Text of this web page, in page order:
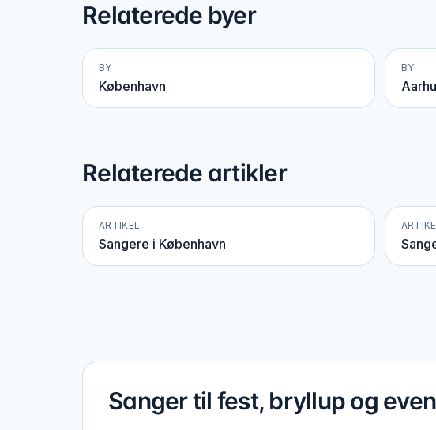
Relaterede byer
BY
København
BY
Relaterede artikler
ARTIKEL
Sangere i København
Sanger til fest, bryllup og